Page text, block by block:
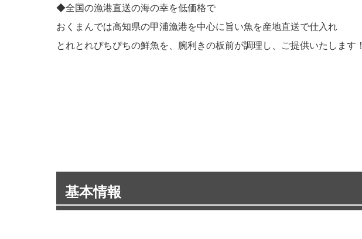
◆全国の漁港直送の海の幸を低価格で
おくまんでは高知県の甲浦漁港を中心に旨い魚を産地直送で仕入れ
とれとれぴちぴちの鮮魚を、腕利きの板前が調理し、ご提供いたします！
基本情報